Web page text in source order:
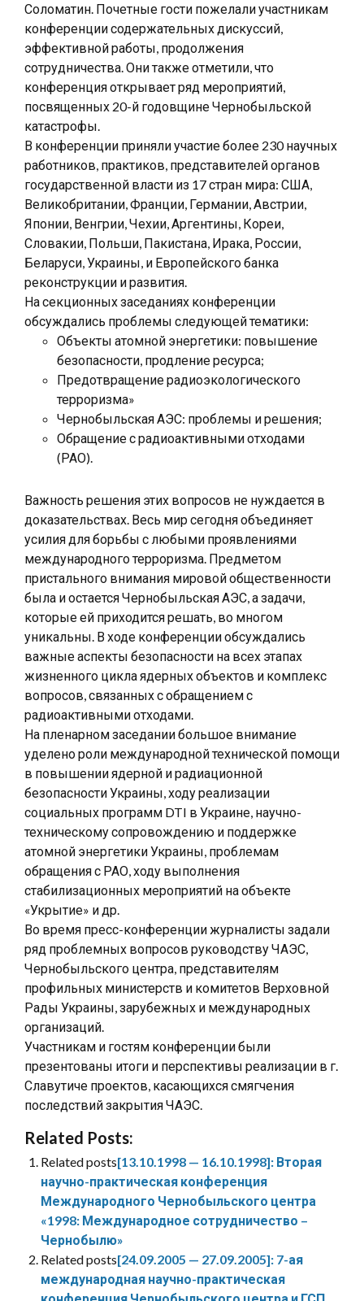
Соломатин. Почетные гости пожелали участникам
конференции содержательных дискуссий,
эффективной работы, продолжения
сотрудничества. Они также отметили, что
конференция открывает ряд мероприятий,
посвященных 20-й годовщине Чернобыльской
катастрофы.
В конференции приняли участие более 230 научных
работников, практиков, представителей органов
государственной власти из 17 стран мира: США,
Великобритании, Франции, Германии, Австрии,
Японии, Венгрии, Чехии, Аргентины, Кореи,
Словакии, Польши, Пакистана, Ирака, России,
Беларуси, Украины, и Европейского банка
реконструкции и развития.
На секционных заседаниях конференции
обсуждались проблемы следующей тематики:
Объекты атомной энергетики: повышение
безопасности, продление ресурса;
Предотвращение радиоэкологического
терроризма»
Чернобыльская АЭС: проблемы и решения;
Обращение с радиоактивными отходами
(РАО).
Важность решения этих вопросов не нуждается в
доказательствах. Весь мир сегодня объединяет
усилия для борьбы с любыми проявлениями
международного терроризма. Предметом
пристального внимания мировой общественности
была и остается Чернобыльская АЭС, а задачи,
которые ей приходится решать, во многом
уникальны. В ходе конференции обсуждались
важные аспекты безопасности на всех этапах
жизненного цикла ядерных объектов и комплекс
вопросов, связанных с обращением с
радиоактивными отходами.
На пленарном заседании большое внимание
уделено роли международной технической помощи
в повышении ядерной и радиационной
безопасности Украины, ходу реализации
социальных программ DTI в Украине, научно-
техническому сопровождению и поддержке
атомной энергетики Украины, проблемам
обращения с РАО, ходу выполнения
стабилизационных мероприятий на объекте
«Укрытие» и др.
Во время пресс-конференции журналисты задали
ряд проблемных вопросов руководству ЧАЭС,
Чернобыльского центра, представителям
профильных министерств и комитетов Верховной
Рады Украины, зарубежных и международных
организаций.
Участникам и гостям конференции были
презентованы итоги и перспективы реализации в г.
Славутиче проектов, касающихся смягчения
последствий закрытия ЧАЭС.
Related Posts:
Related posts[13.10.1998 — 16.10.1998]: Вторая
научно-практическая конференция
Международного Чернобыльского центра
«1998: Международное сотрудничество –
Чернобылю»
Related posts[24.09.2005 — 27.09.2005]: 7-ая
международная научно-практическая